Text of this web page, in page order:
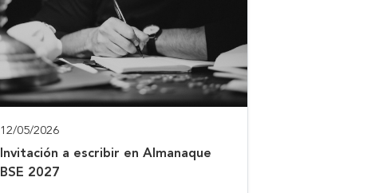
12/05/2026
Invitación a escribir en Almanaque
BSE 2027